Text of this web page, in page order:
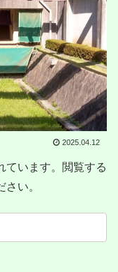
2025.04.12
ています。閲覧する
い。